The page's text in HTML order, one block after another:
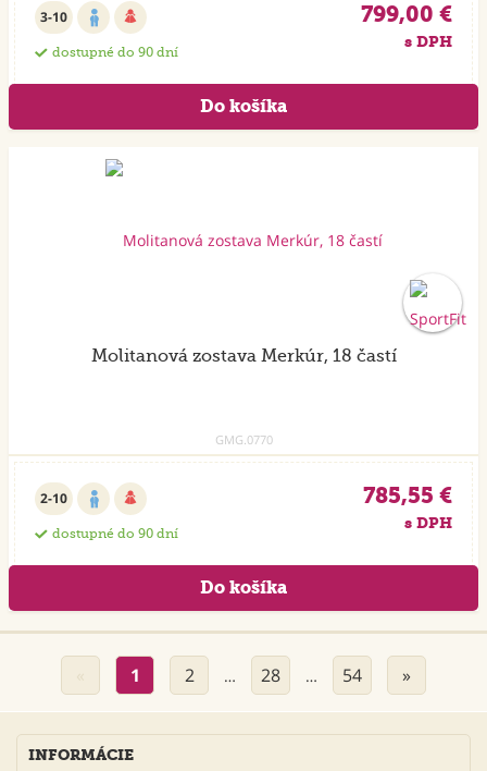
3-10
dostupné do 90 dní
799,00 €
s DPH
Molitanová zostava Merkúr, 18 častí
GMG.0770
2-10
dostupné do 90 dní
785,55 €
s DPH
1 2 … 28 … 54 »
INFORMÁCIE